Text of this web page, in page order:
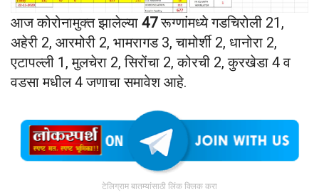
आज कोरोनामुक्त झालेल्या 47रूग्णांमध्ये गडचिरोली 21,
अहेरी 2, आरमोरी 2, भामरागड 3, चामोर्शी 2, धानोरा 2,
एटापल्ली 1, मुलचेरा 2, सिरोंचा 2, कोरची 2, कुरखेडा 4 व
वडसा मधील 4 जणाचा समावेश आहे.
टेलिग्राम बातम्यांसाठी लिंक क्लिक करा